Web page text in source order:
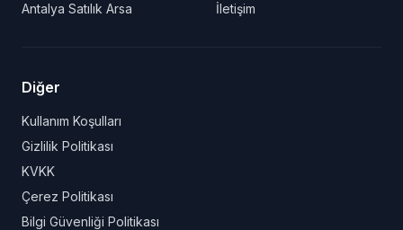
Antalya Satılık Arsa
İletişim
Diğer
Kullanım Koşulları
Gizlilik Politikası
KVKK
Çerez Politikası
Bilgi Güvenliği Politikası